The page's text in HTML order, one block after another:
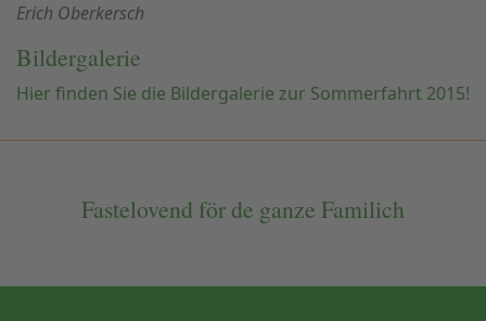
Erich Oberkersch
Bildergalerie
Hier finden Sie die Bildergalerie zur Sommerfahrt 2015!
Fastelovend för de ganze Familich